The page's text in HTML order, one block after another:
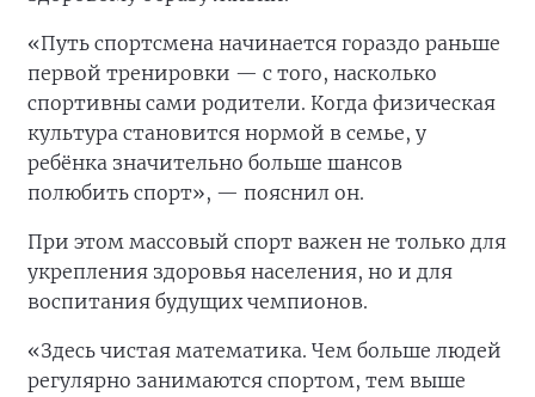
«Путь спортсмена начинается гораздо раньше
первой тренировки — с того, насколько
спортивны сами родители. Когда физическая
культура становится нормой в семье, у
ребёнка значительно больше шансов
полюбить спорт», — пояснил он.
При этом массовый спорт важен не только для
укрепления здоровья населения, но и для
воспитания будущих чемпионов.
«Здесь чистая математика. Чем больше людей
регулярно занимаются спортом, тем выше